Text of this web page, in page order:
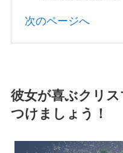
次のページへ
彼女が喜ぶクリ
つけましょう！